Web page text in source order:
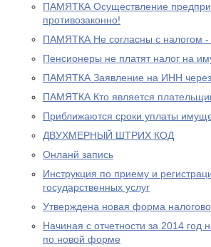
ПАМЯТКА Осуществление
противозаконно!
ПАМЯТКА Не согласны с налогом
Пенсионеры не платят налог на
ПАМЯТКА Заявление на ИНН
ПАМЯТКА Кто является
Приближаются сроки уплаты
ДВУХМЕРНЫЙ ШТРИХ КОД
Онланй запись
Инструкция по приему и
государственных услуг
Утверждена новая форма
Начиная с отчетности за 2014
по новой форме